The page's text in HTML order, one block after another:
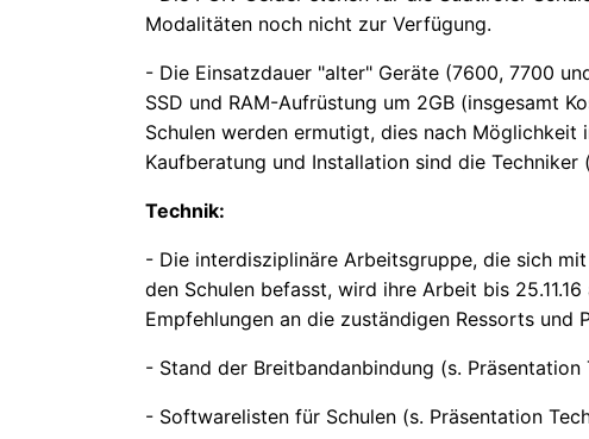
Modalitäten noch nicht zur Verfügung.
- Die Einsatzdauer "alter" Geräte (7600, 7700
SSD und RAM-Aufrüstung um 2GB (insgesamt
Schulen werden ermutigt, dies nach Möglichkeit
Kaufberatung und Installation sind die
Technik:
- Die interdisziplinäre Arbeitsgruppe, die sich
den Schulen befasst, wird ihre Arbeit bis
Empfehlungen an die zuständigen Ressorts und
- Stand der Breitbandanbindung (s. Präsentation
- Softwarelisten für Schulen (s. Präsentation